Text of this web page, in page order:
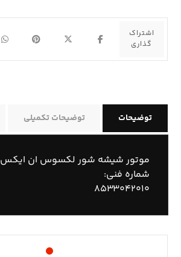
توضیحات توضیحات تکمیلی
موتور شیشه شور لکسوس ان ایکس ۲۰۰
شماره فنی:
۸۵۳۳۰۴۲۰۱۰